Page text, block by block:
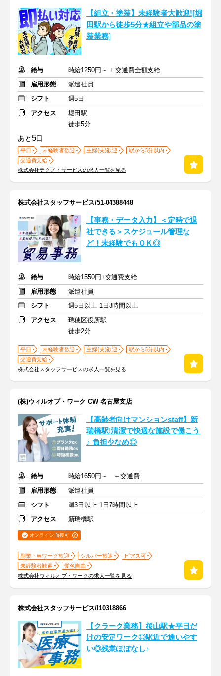
【組立・塗装】未経験者大歓迎![堀
田駅から徒歩5分★組立や部品の塗
装業務]
給与
時給1250円～ + 交通費全額支給
雇用形態
派遣社員
シフト
週5日
アクセス
堀田駅
徒歩5分
あと 5日
平日 未経験者歓迎 主婦(夫)歓迎
駅から5分以内
交通費支給
株式会社テクノ・サービスの求人一覧を見る
株式会社スタッフサービス/51-04388448
【事務・データ入力】＜定時で退
社できる＞スケジュール管理な
ど！未経験でもＯＫ◎
給与
時給1550円+交通費支給
雇用形態
派遣社員
シフト
週5日以上 1日8時間以上
アクセス
瑞穂区役所駅
徒歩2分
平日 未経験者歓迎 主婦(夫)歓迎
駅から5分以内
交通費支給
株式会社スタッフサービスの求人一覧を見る
(株)ウィルオブ・ワーク CW 名古屋支店
【高齢者向けマンションstaff】新
瑞橋駅!清潔で快適な施設で働こう
♪ 負担少なめ◎
給与
時給1650円～ ＋交通費
雇用形態
派遣社員
シフト
週3日以上 1日7時間以上
アクセス
新瑞橋駅
オンライン面接可
副業・Ｗワーク歓迎 シルバー歓迎
ピアス可
未経験者歓迎
髪色自由
株式会社ウィルオブ・ワークの求人一覧を見る
株式会社スタッフサービス/I10318866
【クラーク業務】桜山駅★平日だ
けの安定ワーク◎駅近で通いやす
い◎残業ほぼなし♪